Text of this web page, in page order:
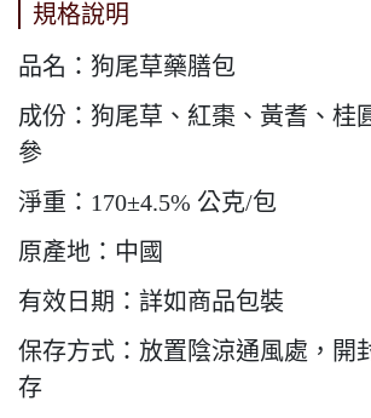
規格說明
品名：狗尾草藥膳包
成份：狗尾草、紅棗、黃耆、桂
參
淨重：170±4.5% 公克/包
原產地：中國
有效日期：詳如商品包裝
保存方式：放置陰涼通風處，開
存